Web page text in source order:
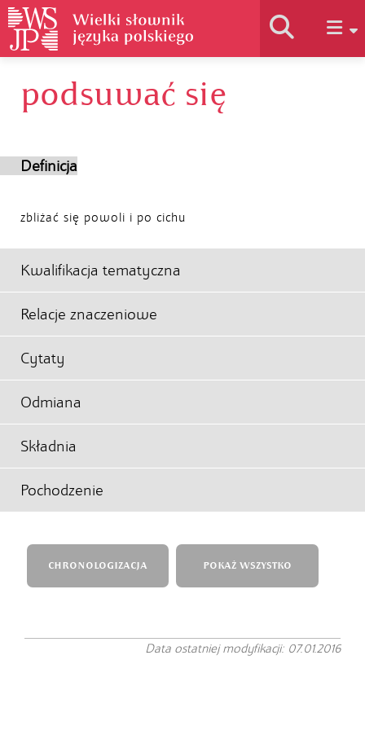
Historia słownika
podsuwać się
Definicja
zbliżać się powoli i po cichu
Kwalifikacja tematyczna
Relacje znaczeniowe
Cytaty
Odmiana
Składnia
Pochodzenie
CHRONOLOGIZACJA POKAŻ WSZYSTKO
Data ostatniej modyfikacji: 07.01.2016